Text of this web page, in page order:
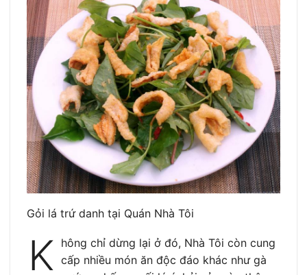
Gỏi lá trứ danh tại Quán Nhà Tôi
K hông chỉ dừng lại ở đó, Nhà Tôi còn cung
cấp nhiều món ăn độc đáo khác như gà